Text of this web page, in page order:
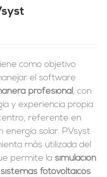
como objetivo
el software
profesional, con
y experiencia propia
referente en
energía solar. PVsyst
más utilizada del
permite la simulación
fotovoltaicos